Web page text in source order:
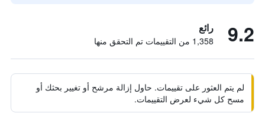
9.2 رائع
1,358 من التقييمات تم التحقق منها
لم يتم العثور على تقييمات. حاول إزالة مرشح أو تغيير بحثك أو
مسح كل شيء لعرض التقييمات.